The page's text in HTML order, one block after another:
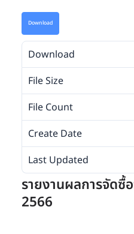
Download
Download
File Size
File Count
Create Date
Last Updated
รายงานผลการจัดซื้
2566